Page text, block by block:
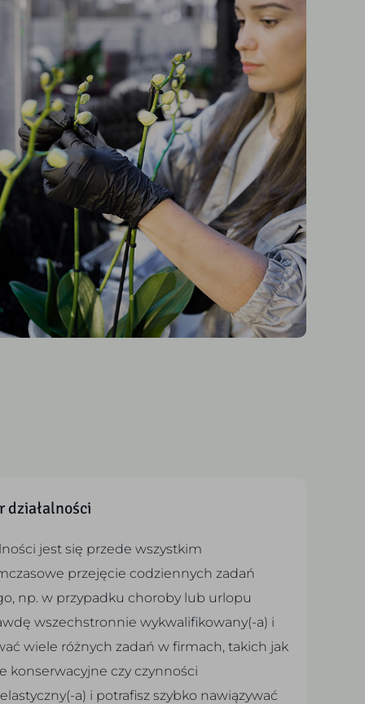
działalności
jest się przede wszystkim
przejęcie codziennych zadań
np. w przypadku choroby lub urlopu
wszechstronnie wykwalifikowany(-a) i
wiele różnych zadań w firmach, takich jak
konserwacyjne czy czynności
a) i potrafisz szybko nawiązywać